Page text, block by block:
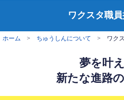
ワクスタ職
ホーム > ちゅうしんについて > ワクス
夢を叶え
新たな進路